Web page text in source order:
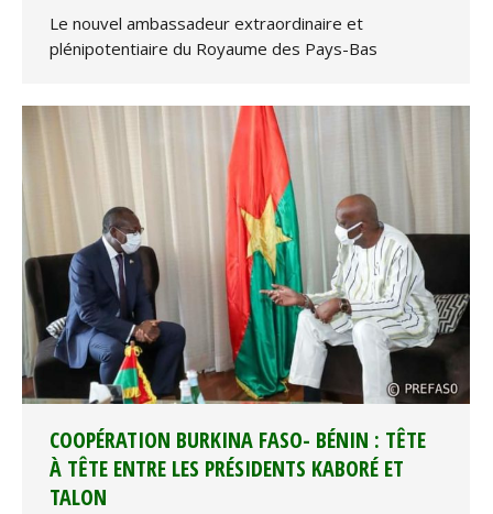
Le nouvel ambassadeur extraordinaire et
plénipotentiaire du Royaume des Pays-Bas
COOPÉRATION BURKINA FASO- BÉNIN : TÊTE
À TÊTE ENTRE LES PRÉSIDENTS KABORÉ ET
TALON